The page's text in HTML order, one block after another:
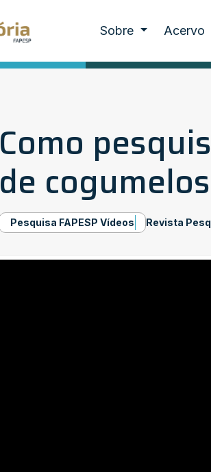
Sobre Acervo
Como
de
Pesquisa FAPESP Vídeos Revista